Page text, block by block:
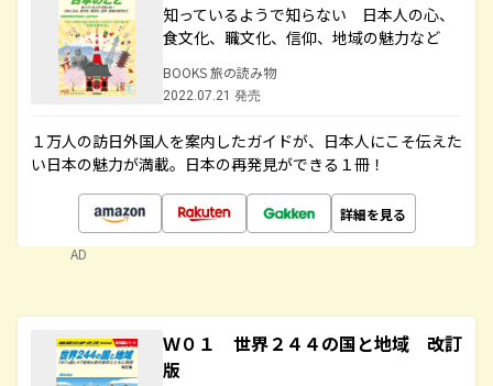
知っているようで知らない 日本人の心、
食文化、職文化、信仰、地域の魅力など
BOOKS 旅の読み物
2022.07.21 発売
１万人の訪日外国人を案内したガイドが、日本人にこそ伝えた
い日本の魅力が満載。日本の再発見ができる１冊！
詳細を見る
AD
Ｗ０１ 世界２４４の国と地域 改訂
版